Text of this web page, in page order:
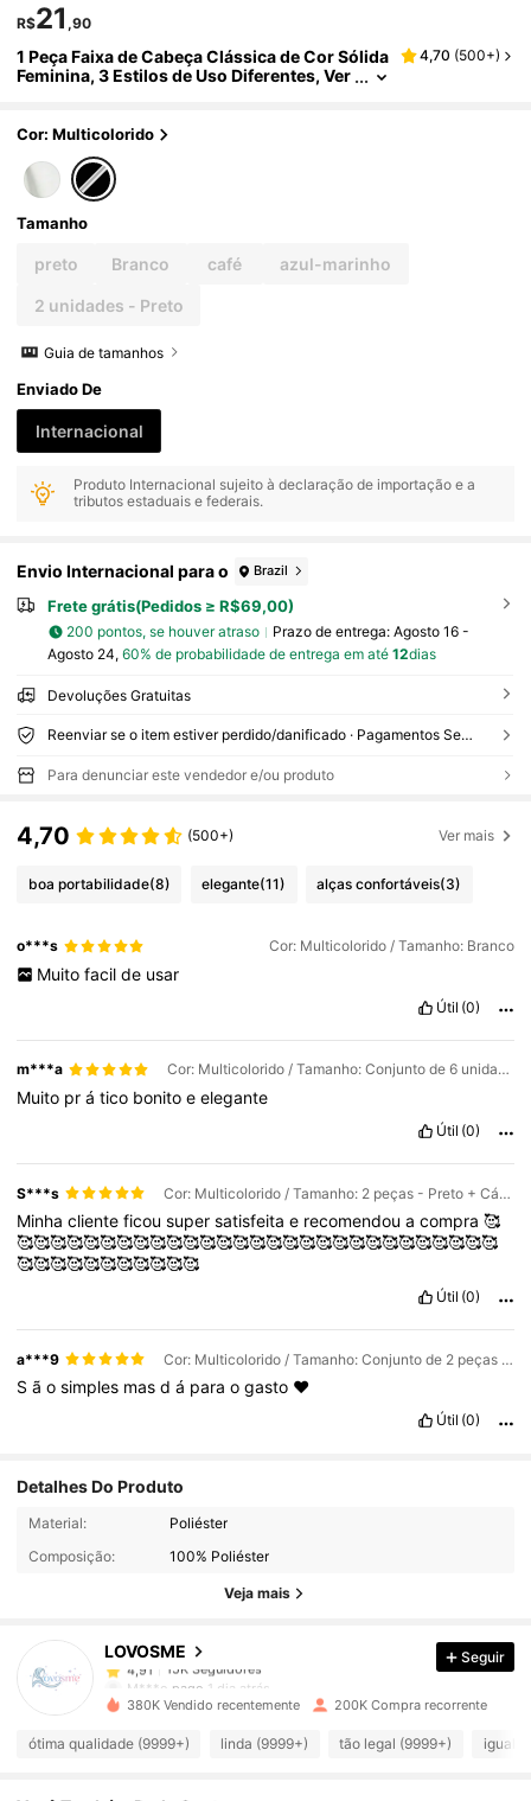
R$21 ,90
1 Peça Faixa de Cabeça Clássica de Cor Sólida
Feminina, 3 Estilos de Uso Diferentes, Ver
rio, Esportes e Ioga
4,70 (500+)
Cor: Multicolorido
Tamanho
preto Branco café azul-marinho
2 unidades - Preto
Guia de tamanhos
Enviado De
Internacional
Produto Internacional sujeito à declaração de importação e a
tributos estaduais e federais.
Envio Internacional para o Brazil
Frete grátis(Pedidos ≥ R$69,00)
200 pontos, se houver atraso Prazo de entrega: Agosto 16 -
Agosto 24, 60% de probabilidade de entrega em até 12dias
Devoluções Gratuitas
Reenviar se o item estiver perdido/danificado · Pagamentos Seguros · Proteção de privacidade
Para denunciar este vendedor e/ou produto
4,70 (500+) Ver mais
boa portabilidade(8) elegante(11) alças confortáveis(3)
o***s Cor: Multicolorido / Tamanho: Branco
Muito facil de usar
Útil (0)
m***a Cor: Multicolorido / Tamanho: Conjunto de 6 unidades - Pó para pele cor café nas cores preto, branco, azul-marinho e cáqui
Muito prático bonitoeelegante
Útil (0)
S***s Cor: Multicolorido / Tamanho: 2 peças - Preto + Cáqui
Minhaclienteficousupersatisfeitae recomendouacompra🥰
🥰🥰🥰🥰🥰🥰🥰🥰🥰🥰🥰🥰🥰🥰🥰🥰🥰🥰🥰🥰🥰🥰🥰🥰🥰🥰🥰🥰🥰
🥰🥰🥰🥰🥰🥰🥰🥰🥰🥰🥰
Útil (0)
a***9 Cor: Multicolorido / Tamanho: Conjunto de 2 peças - Azul Marinho + Cáqui
Sãosimples masdá paraogasto ❤️
Útil (0)
Detalhes Do Produto
Material:
Poliéster
Composição:
100% Poliéster
Veja mais
LOVOSME
15K Seguidores
4,91
15K Seguidores
M***opago1 dia atrás
4,91
Seguir
380K Vendido recentemente 200K Compra recorrente
ótima qualidade (9999+) linda (9999+) tão legal (9999+) igual a